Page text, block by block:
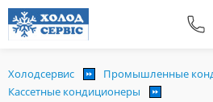
Холодсервис
Промышленные
Кассетные кондиционеры